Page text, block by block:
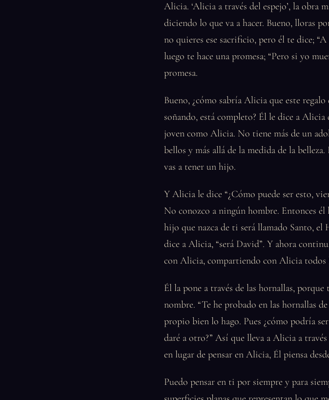
Alicia. ‘Alicia a través del espejo’, la obra
diciendo lo que va a hacer. Bueno, lloras
no quieres ese sacrificio, pero él te dice;
luego te hace una promesa; “Pero si yo
promesa.
Bueno, ¿cómo sabría Alicia que este
soñando, está completo? Él le dice a
joven como Alicia. No tiene más de un
bellos y más allá de la medida de la
vas a tener un hijo.
Y Alicia le dice “¿Cómo puede ser esto,
No conozco a ningún hombre. Entonces
hijo que nazca de ti será llamado Santo, el
dice a Alicia, “será David”. Y ahora
con Alicia, compartiendo con Alicia todos
Él la pone a través de las hornallas,
nombre. “Te he probado en las hornallas
propio bien lo hago. Pues ¿cómo podría
daré a otro?” Así que lleva a Alicia a
en lugar de pensar en Alicia, Él piensa
Puedo pensar en ti por siempre y para